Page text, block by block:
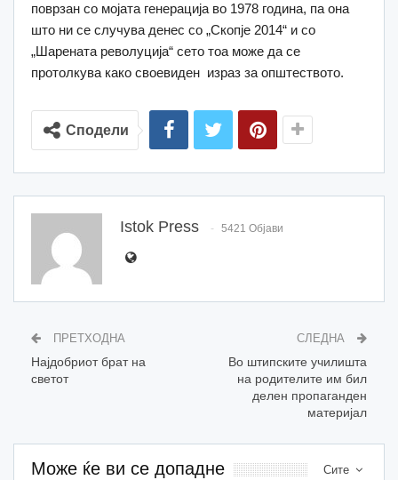
поврзан со мојата генерација во 1978 година, па она
што ни се случува денес со „Скопје 2014“ и со
„Шарената револуција“ сето тоа може да се
протолкува како своевиден израз за општеството.
Сподели
Istok Press 5421 Објави
ПРЕТХОДНА
Најдобриот брат на
светот
СЛЕДНА
Во штипските училишта
на родителите им бил
делен пропаганден
материјал
Сите
Може ќе ви се допадне